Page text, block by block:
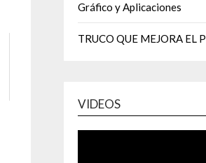
Gráfico y Aplicaciones
TRUCO QUE MEJORA EL
VIDEOS